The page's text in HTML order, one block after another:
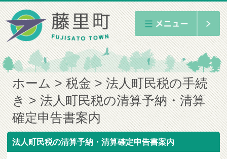
ホーム 税金
法人町民税の手続
き
法人町民税の清算予納・清算
確定申告書案内
法人町民税の清算予納・清算確定申告書案内